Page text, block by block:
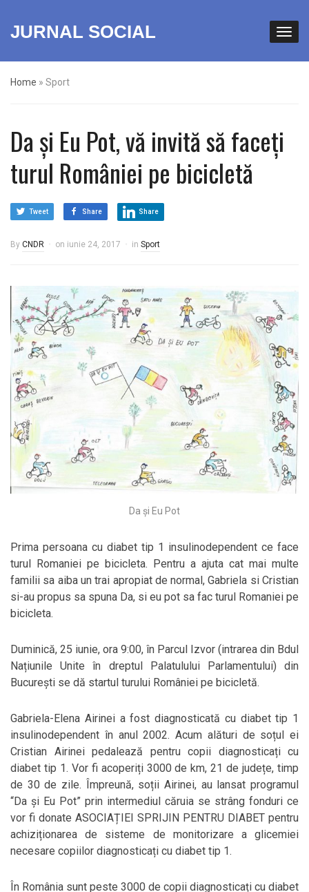
JURNAL SOCIAL
Home » Sport
Da și Eu Pot, vă invită să faceți
turul României pe bicicletă
Tweet Share Share
By CNDR on iunie 24, 2017 in Sport
Da și Eu Pot
Prima persoana cu diabet tip 1 insulinodependent ce face
turul Romaniei pe bicicleta. Pentru a ajuta cat mai multe
familii sa aiba un trai apropiat de normal, Gabriela si Cristian
si-au propus sa spuna Da, si eu pot sa fac turul Romaniei pe
bicicleta.
Duminică, 25 iunie, ora 9:00, în Parcul Izvor (intrarea din Bdul
Națiunile Unite în dreptul Palatulului Parlamentului) din
București se dă startul turului României pe bicicletă.
Gabriela-Elena Airinei a fost diagnosticată cu diabet tip 1
insulinodependent în anul 2002. Acum alături de soțul ei
Cristian Airinei pedalează pentru copii diagnosticați cu
diabet tip 1. Vor fi acoperiți 3000 de km, 21 de județe, timp
de 30 de zile. Împreună, soții Airinei, au lansat programul
“Da și Eu Pot” prin intermediul căruia se strâng fonduri ce
vor fi donate ASOCIAȚIEI SPRIJIN PENTRU DIABET pentru
achiziționarea de sisteme de monitorizare a glicemiei
necesare copiilor diagnosticați cu diabet tip 1.
În România sunt peste 3000 de copii diagnosticați cu diabet